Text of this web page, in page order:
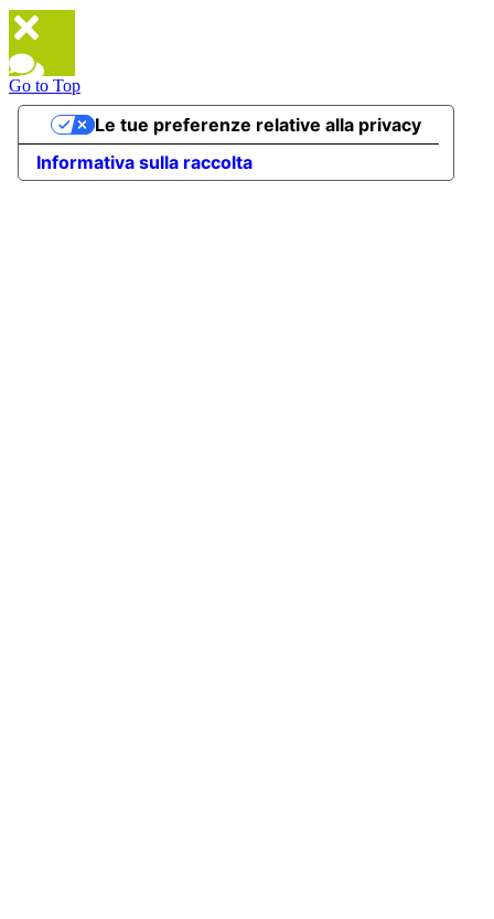
Go to Top
Informativa sulla raccolta
Le tue preferenze relative alla privacy